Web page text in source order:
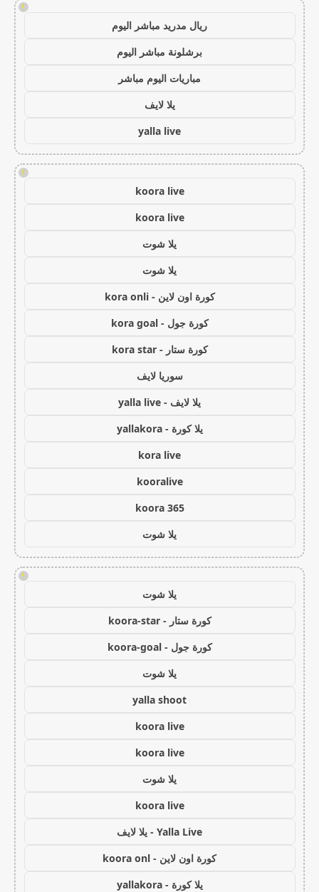
!
ريال مدريد مباشر اليوم
برشلونة مباشر اليوم
مباريات اليوم مباشر
يلا لايف
yalla live
!
koora live
koora live
يلا شوت
يلا شوت
كورة اون لاين - kora onli
كورة جول - kora goal
كورة ستار - kora star
سوريا لايف
يلا لايف - yalla live
يلا كورة - yallakora
kora live
kooralive
koora 365
يلا شوت
!
يلا شوت
كورة ستار - koora-star
كورة جول - koora-goal
يلا شوت
yalla shoot
koora live
koora live
يلا شوت
koora live
Yalla Live - يلا لايف
كورة اون لاين - koora onl
يلا كورة - yallakora